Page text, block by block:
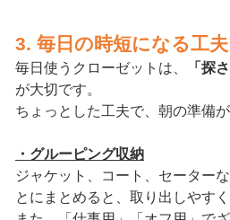
3. 毎日の時短になる工夫
毎日使うクローゼットは、 「探
が大切です。
ちょっとした工夫で、朝の準備
・グルーピング収納
ジャケット、コート、セーター
とにまとめると、取り出しやすく